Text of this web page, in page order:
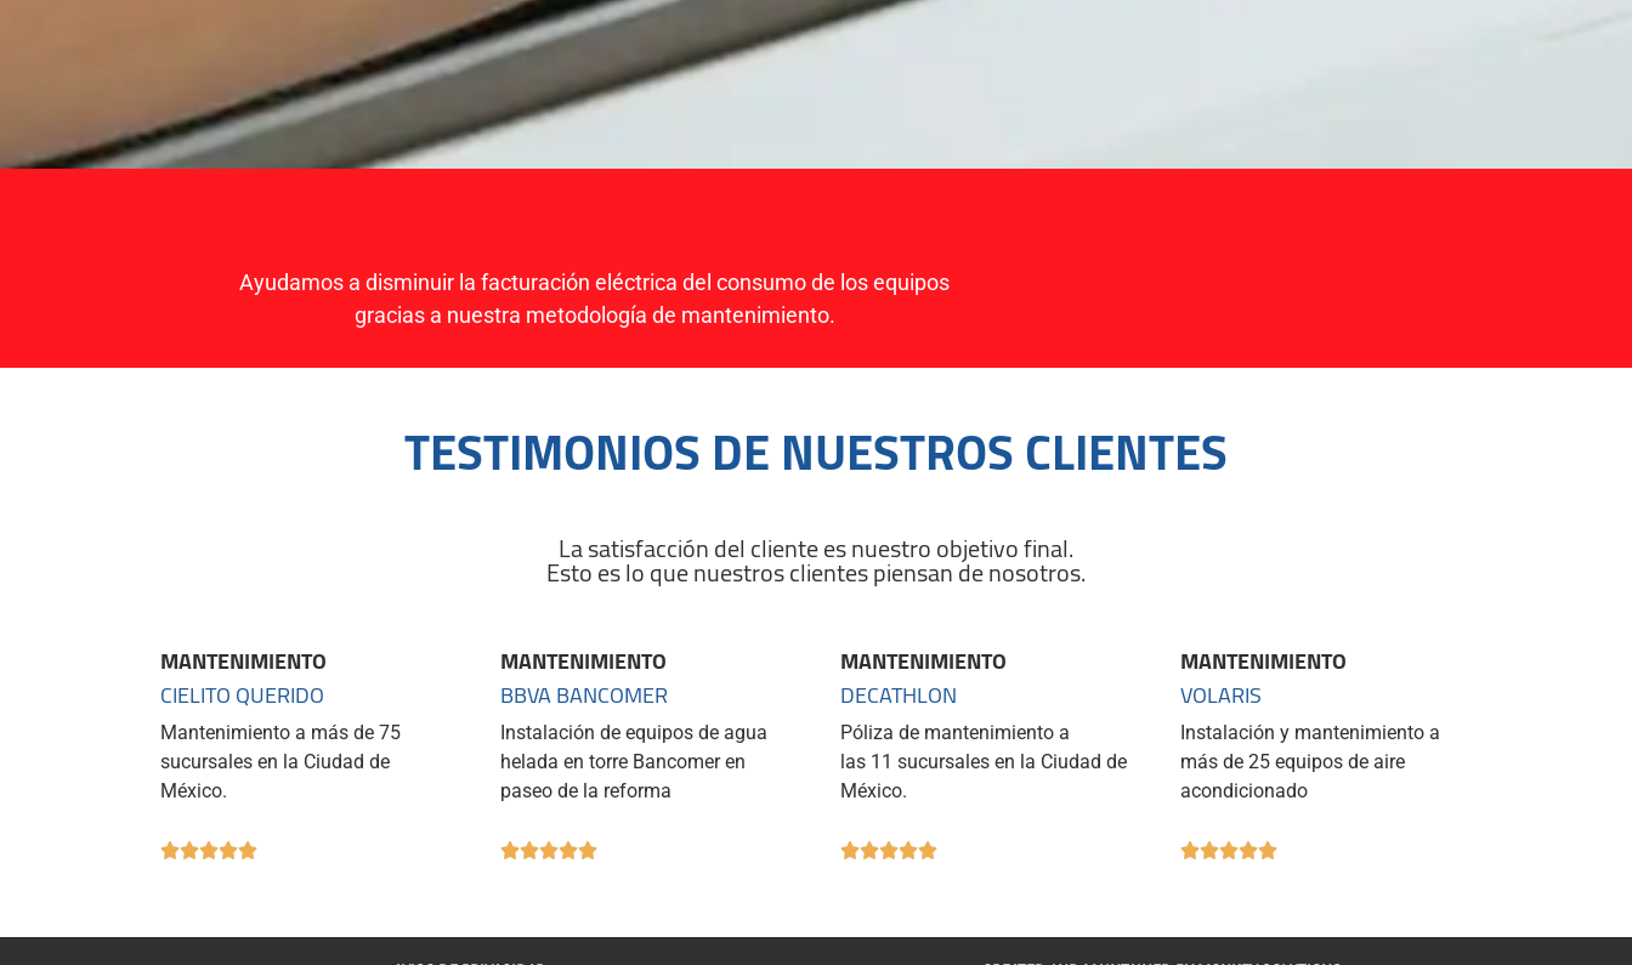
Ayudamos a disminuir la facturación eléctrica del consumo de los equipos
gracias a nuestra metodología de mantenimiento.
TESTIMONIOS DE NUESTROS CLIENTES
La satisfacción del cliente es nuestro objetivo final.
Esto es lo que nuestros clientes piensan de nosotros.
MANTENIMIENTO
CIELITO QUERIDO
Mantenimiento a más de 75
sucursales en la Ciudad de
México.

MANTENIMIENTO
BBVA BANCOMER
Instalación de equipos de agua
helada en torre Bancomer en
paseo de la reforma

MANTENIMIENTO
DECATHLON
Póliza de mantenimiento a
las 11 sucursales en la Ciudad de
México.

MANTENIMIENTO
VOLARIS
Instalación y mantenimiento a
más de 25 equipos de aire
acondicionado
